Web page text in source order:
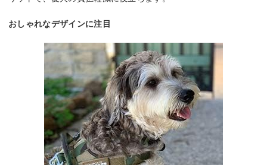
おしゃれなデザインに注目